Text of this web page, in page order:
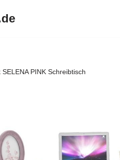
SELENA PINK Schreibtisch